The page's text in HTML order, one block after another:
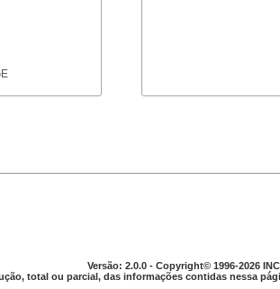
DIGESTIVO
Versão: 2.0.0 - Copyright© 1996-2026
total ou parcial, das informações contidas nessa